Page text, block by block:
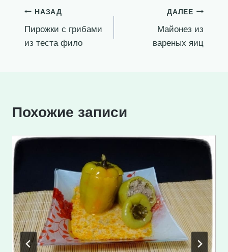
Навигация
по
НАЗАД
Пирожки с грибами
из теста фило
ДАЛЕЕ
Майонез из
вареных яиц
Похожие записи